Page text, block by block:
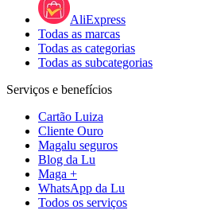
AliExpress
Todas as marcas
Todas as categorias
Todas as subcategorias
Serviços e benefícios
Cartão Luiza
Cliente Ouro
Magalu seguros
Blog da Lu
Maga +
WhatsApp da Lu
Todos os serviços